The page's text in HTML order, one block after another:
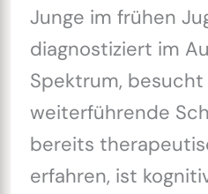
Junge im frühen
diagnostiziert im
Spektrum, besucht
weiterführende
bereits
erfahren, ist